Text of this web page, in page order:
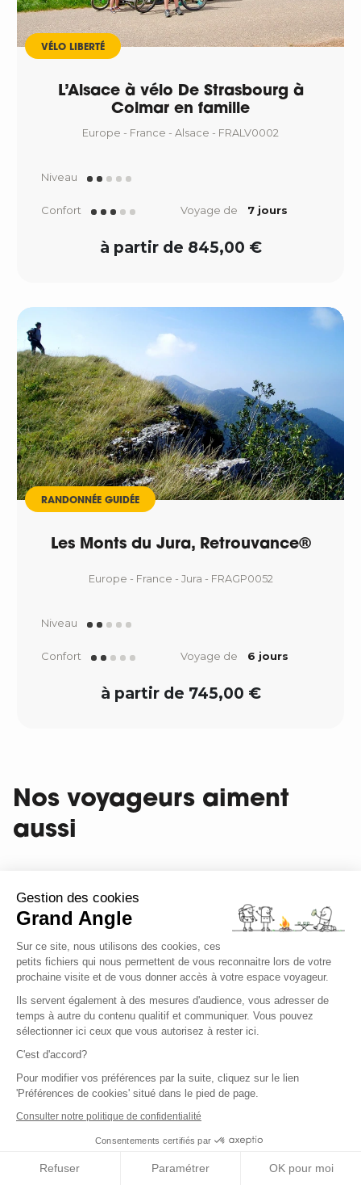
Gestion des cookies
Grand Angle
Sur ce site, nous utilisons des cookies, ces
petits fichiers qui nous permettent de vous reconnaitre lors de votre
prochaine visite et de vous donner accès à votre espace voyageur.
Ils servent également à des mesures d'audience, vous adresser de
temps à autre du contenu qualitif et communiquer. Vous pouvez
sélectionner ici ceux que vous autorisez à rester ici.
C'est d'accord?
Pour modifier vos préférences par la suite, cliquez sur le lien
'Préférences de cookies' situé dans le pied de page.
Consulter notre politique de confidentialité
Consentements certifiés par
Refuser Paramétrer OK pour moi
VÉLO LIBERTÉ
L’Alsace à vélo De Strasbourg à
Colmar en famille
Europe - France - Alsace - FRALV0002
Niveau
Confort Voyage de 7 jours
à partir de 845,00 €
RANDONNÉE GUIDÉE
Les Monts du Jura, Retrouvance®
Europe - France - Jura - FRAGP0052
Niveau
Confort Voyage de 6 jours
à partir de 745,00 €
Nos voyageurs aiment
aussi
Alpes du Nord